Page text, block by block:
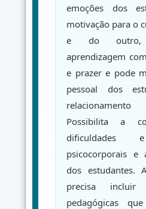
emoções dos
motivação para o
e do
aprendizagem
e prazer e pode
pessoal dos
Possibilita a
dificuldades
psicocorporais e
dos estudantes.
precisa incluir
pedagógicas